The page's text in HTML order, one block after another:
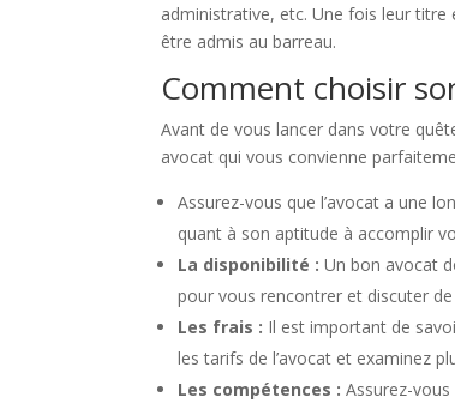
administrative, etc. Une fois leur
être admis au barreau.
Comment choisir
Avant de vous lancer dans votre
avocat qui vous convienne
Assurez-vous que l’avocat a une
quant à son aptitude à accomplir
La disponibilité :Un bon avocat
pour vous rencontrer et discuter
Les frais : Il est important de
les tarifs de l’avocat et examinez
Les compétences :Assurez-